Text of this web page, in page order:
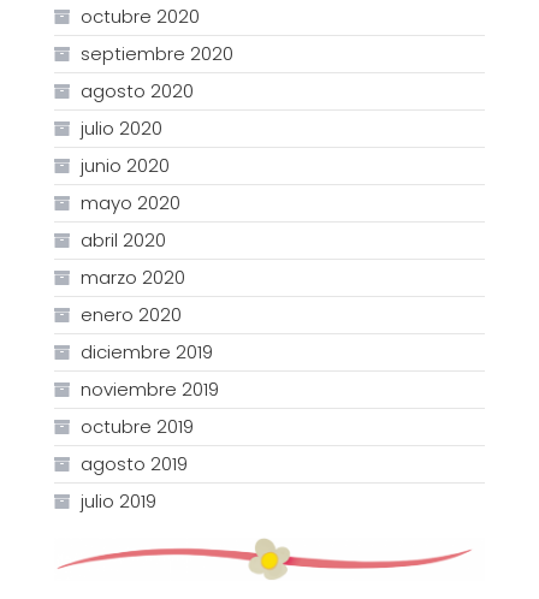
octubre 2020
septiembre 2020
agosto 2020
julio 2020
junio 2020
mayo 2020
abril 2020
marzo 2020
enero 2020
diciembre 2019
noviembre 2019
octubre 2019
agosto 2019
julio 2019